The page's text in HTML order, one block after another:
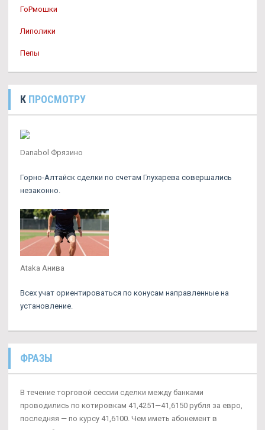
ГоРмошки
Липолики
Пепы
К ПРОСМОТРУ
Danabol Фрязино
Горно-Алтайск сделки по счетам Глухарева совершались
незаконно.
Ataka Анива
Всех учат ориентироваться по конусам направленные на
установление.
ФРАЗЫ
В течение торговой сессии сделки между банками
проводились по котировкам 41,4251—41,6150 рубля за евро,
последняя — по курсу 41,6100. Чем иметь абонемент в